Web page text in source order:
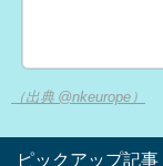
（出典 @nkeurope）
ピックアップ記事